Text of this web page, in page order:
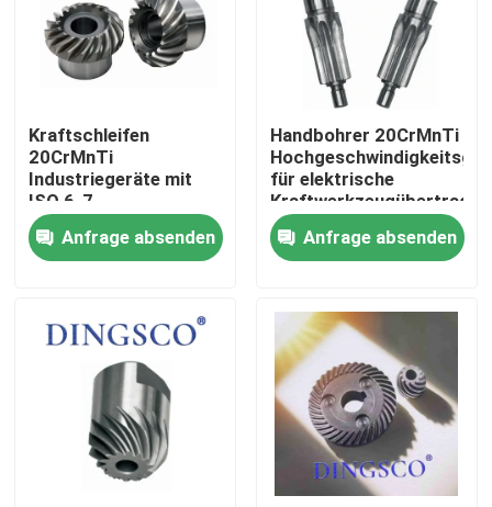
Zu Hause
Über uns
Kraftschleifen
20CrMnTi
Industriegeräte mit
ISO 6-7
Genauigkeitsgrad
Antriebskomponenten
Anfrage absenden
Handbohrer 20CrMnTi
für elektrische
Anfrage absenden